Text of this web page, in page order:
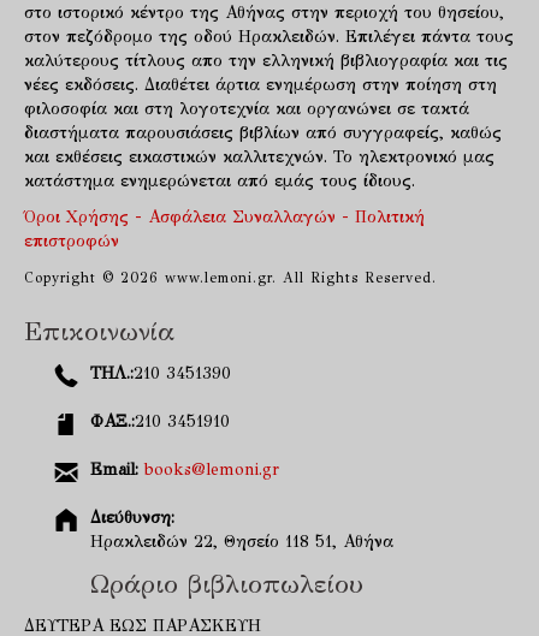
στο ιστορικό κέντρο της Αθήνας στην περιοχή του θησείου,
στον πεζόδρομο της οδού Ηρακλειδών. Επιλέγει πάντα τους
καλύτερους τίτλους απο την ελληνική βιβλιογραφία και τις
νέες εκδόσεις. Διαθέτει άρτια ενημέρωση στην ποίηση στη
φιλοσοφία και στη λογοτεχνία και οργανώνει σε τακτά
διαστήματα παρουσιάσεις βιβλίων από συγγραφείς, καθώς
και εκθέσεις εικαστικών καλλιτεχνών. Το ηλεκτρονικό μας
κατάστημα ενημερώνεται από εμάς τους ίδιους.
Όροι Χρήσης - Ασφάλεια Συναλλαγών - Πολιτική
επιστροφών
Copyright © 2026 www.lemoni.gr. All Rights Reserved.
Επικοινωνία
ΤΗΛ.:210 3451390
ΦΑΞ.:210 3451910
Email: books@lemoni.gr
Διεύθυνση:
Ηρακλειδών 22, Θησείο 118 51, Αθήνα
Ωράριο βιβλιοπωλείου
ΔΕΥΤΕΡΑ ΕΩΣ ΠΑΡΑΣΚΕΥΗ